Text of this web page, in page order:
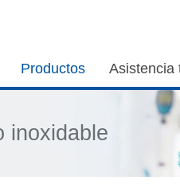
Productos Asistencia
inoxidable